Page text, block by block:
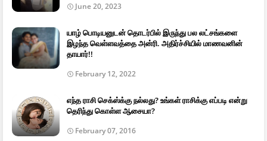
June 20, 2023
யாழ் பொடியனுடன் தொடர்பில் இருந்து பல லட்சங்களை
இழந்த வெள்ளவத்தை அன்ரி. அதிர்ச்சியில் மாணவனின்
தாயார்!!
February 12, 2022
எந்த ராசி செக்ஸ்க்கு நல்லது? உங்கள் ராசிக்கு எப்படி என்று
தெரிந்து கொள்ள ஆசையா?
February 07, 2016